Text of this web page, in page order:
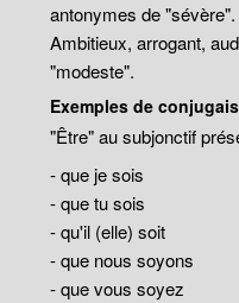
antonymes de "sévère".
Ambitieux, arrogant,
"modeste".
Exemples de
"Être" au subjonctif
- que je sois
- que tu sois
- qu'il (elle) soit
- que nous soyons
- que vous soyez